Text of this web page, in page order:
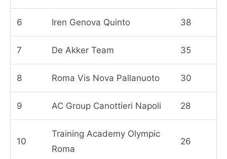
6 Iren Genova Quinto 38
7 De Akker Team 35
8 Roma Vis Nova Pallanuoto 30
9 AC Group Canottieri Napoli 28
10
Training Academy Olympic
Roma
26